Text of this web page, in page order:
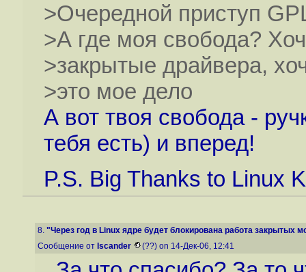
>Очередной приступ
>А где моя свобода?
>закрытые драйвера,
>это мое дело
А вот твоя свобода -
тебя есть) и вперед!
P.S. Big Thanks to Linux
8. "Через год в Linux ядре будет блокирована работа закрытых
Сообщение от Iscander (??) on 14-Дек-06, 12:41